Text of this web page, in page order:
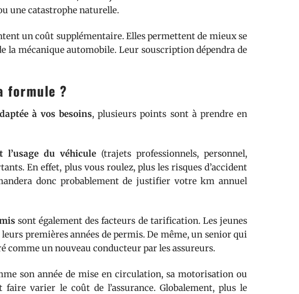
une catastrophe naturelle.
un coût supplémentaire. Elles permettent de mieux se
la mécanique automobile. Leur souscription dépendra de
formule ?
à vos besoins, plusieurs points sont à prendre en
du véhicule (trajets professionnels, personnel,
En effet, plus vous roulez, plus les risques d’accident
donc probablement de justifier votre km annuel
sont également des facteurs de tarification. Les jeunes
premières années de permis. De même, un senior qui
comme un nouveau conducteur par les assureurs.
son année de mise en circulation, sa motorisation ou
faire varier le coût de l’assurance. Globalement, plus le